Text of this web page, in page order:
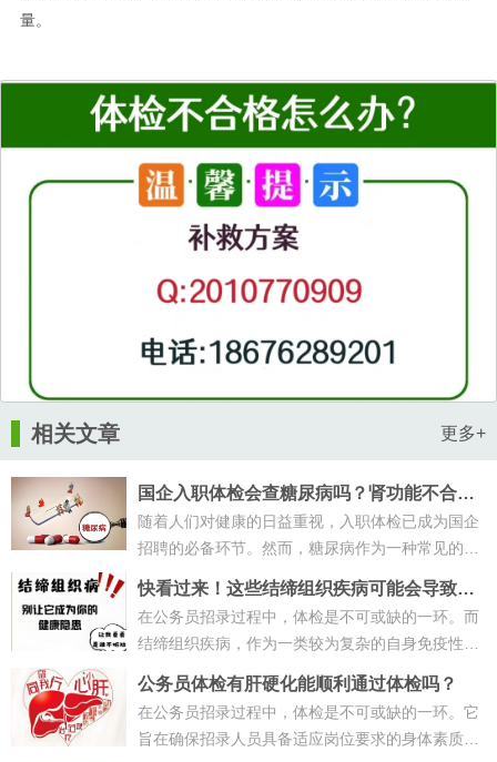
量。
相关文章 更多+
国企入职体检会查糖尿病吗？肾功能不合格
如何应对？
随着人们对健康的日益重视，入职体检已成为国企
招聘的必备环节。然而，糖尿病作为一种常见的慢
快看过来！这些结缔组织疾病可能会导致公
务员体检不合格！
在公务员招录过程中，体检是不可或缺的一环。而
结缔组织疾病，作为一类较为复杂的自身免疫性疾
公务员体检有肝硬化能顺利通过体检吗？
在公务员招录过程中，体检是不可或缺的一环。它
旨在确保招录人员具备适应岗位要求的身体素质。